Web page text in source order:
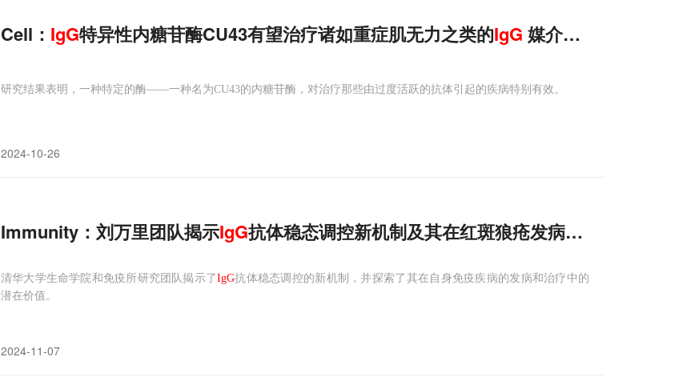
Cell： IgG特异性内糖苷酶CU43有望治疗诸如重症肌无力之类的IgG 媒介病症
研究结果表明，一种特定的酶——一种名为CU43的内糖苷酶，对治疗那些由过度活跃的抗体引起的疾病特别有效。
2024-10-26
Immunity：刘万里团队揭示IgG抗体稳态调控新机制及其在红斑狼疮发病和治疗中的潜
清华大学生命学院和免疫所研究团队揭示了IgG抗体稳态调控的新机制，并探索了其在自身免疫疾病的发病和治疗中的
潜在价值。
2024-11-07